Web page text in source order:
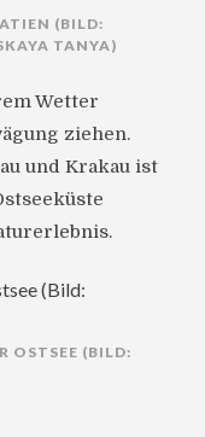
(BILD:
TANYA)
Wetter
ziehen.
und Krakau ist
OSTSEE (BILD: